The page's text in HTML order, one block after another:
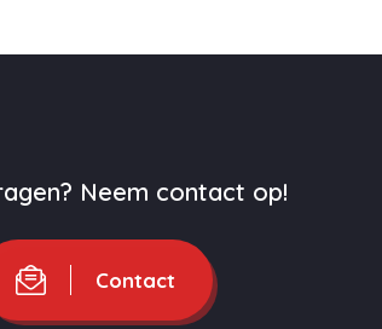
Neem contact op!
Contact